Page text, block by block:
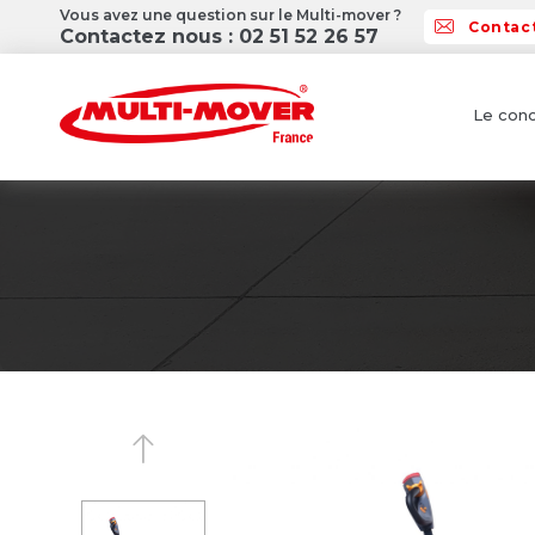
Vous avez une question sur le Multi-mover ?
Contactez nous : 02 51 52 26 57
Le